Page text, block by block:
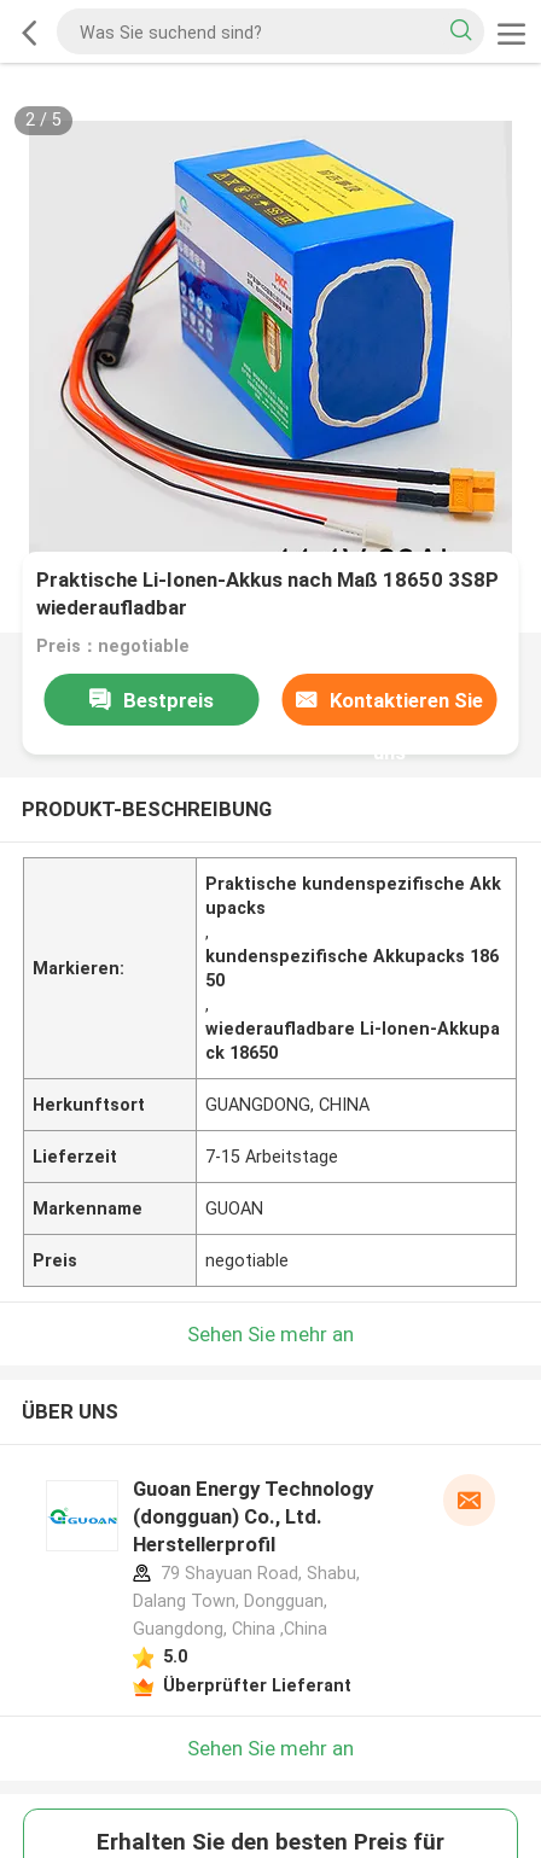
2/ 5
Praktische Li-Ionen-Akkus nach Maß 18650 3S8P
wiederaufladbar
Preis：negotiable
Bestpreis Kontaktieren Sie
uns
PRODUKT-BESCHREIBUNG
Markieren:
Praktische kundenspezifische Akk
upacks
,
kundenspezifische Akkupacks 186
50
,
wiederaufladbare Li-Ionen-Akkupa
ck 18650
Herkunftsort GUANGDONG, CHINA
Lieferzeit 7-15 Arbeitstage
Markenname GUOAN
Preis negotiable
Sehen Sie mehr an
ÜBER UNS
Guoan Energy Technology
(dongguan) Co., Ltd.
Herstellerprofil
79 Shayuan Road, Shabu,
Dalang Town, Dongguan,
Guangdong, China ,China
5.0
Überprüfter Lieferant
Sehen Sie mehr an
Erhalten Sie den besten Preis für